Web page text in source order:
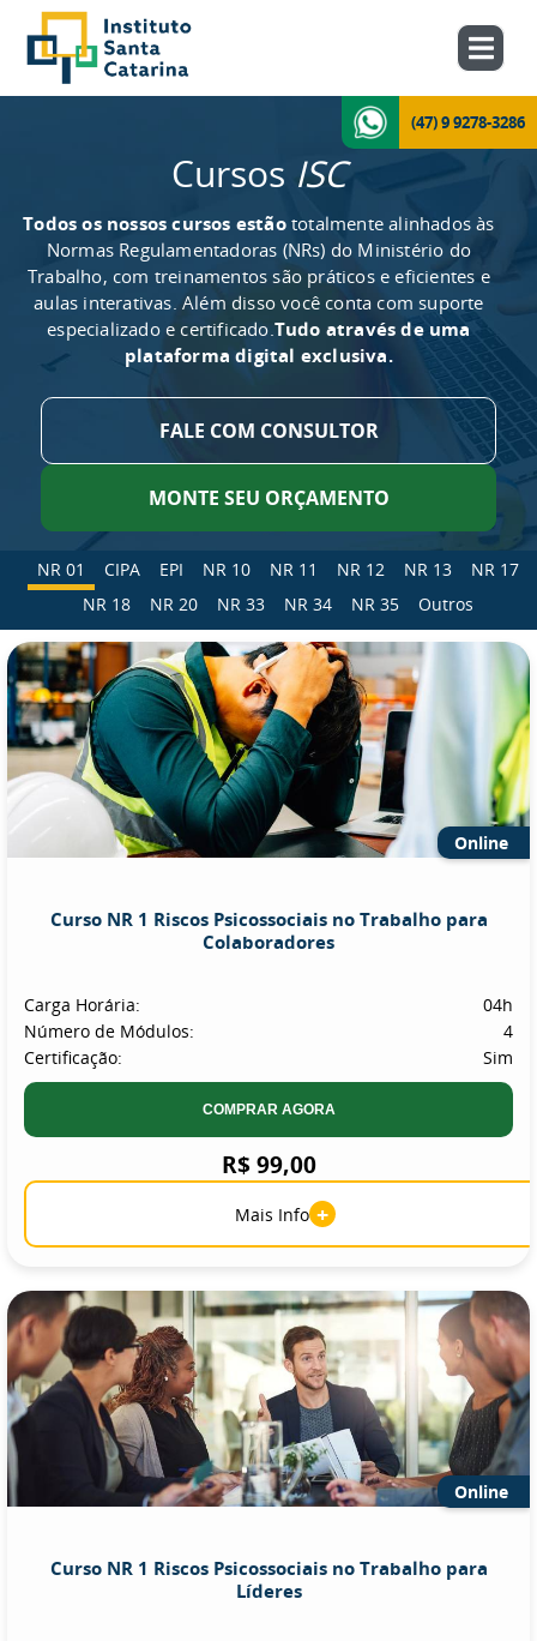
(47) 9 9278-3286
Cursos ISC
Todos os nossos cursos estãototalmente alinhados às
Normas Regulamentadoras (NRs) do Ministério do
Trabalho, com treinamentos são práticos e eficientes e
aulas interativas. Além disso você conta com suporte
especializado e certificado.Tudo através de uma
plataforma digital exclusiva.
FALE COM CONSULTOR
MONTE SEU ORÇAMENTO
NR 01 CIPA EPI NR 10 NR 11 NR 12 NR 13
NR 17
NR 18
NR 20 NR 33 NR 34 NR 35 Outros
Online
Curso NR 1 Riscos Psicossociais no Trabalho para
Colaboradores
Carga Horária:
04h
Número de Módulos:
4
Certificação:
Sim
COMPRAR AGORA
R$ 99,00
Mais Info +
Online
Curso NR 1 Riscos Psicossociais no Trabalho para
Líderes